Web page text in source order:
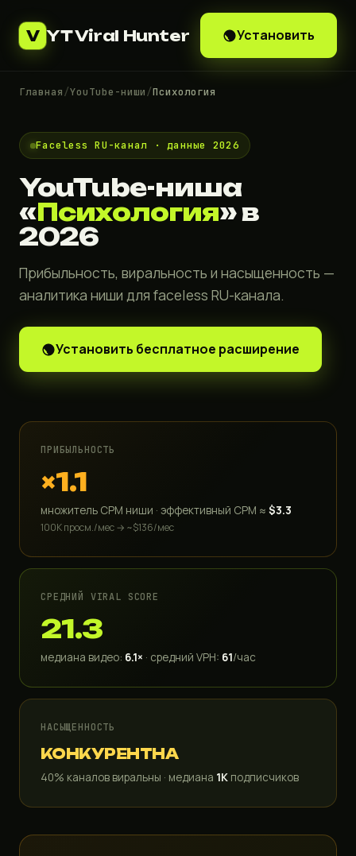
V YT Viral Hunter Установить
Главная/YouTube-ниши/Психология
Faceless RU-канал · данные 2026
YouTube-ниша
«Психология» в
2026
Прибыльность, виральность и насыщенность —
аналитика ниши для faceless RU-канала.
Установить бесплатное расширение
ПРИБЫЛЬНОСТЬ
×1.1
множитель CPM ниши · эффективный CPM ≈ $3.3
100K просм./мес → ~$136/мес
СРЕДНИЙ VIRAL SCORE
21.3
медиана видео: 6.1× · средний VPH: 61/час
НАСЫЩЕННОСТЬ
КОНКУРЕНТНА
40% каналов виральны · медиана 1K подписчиков